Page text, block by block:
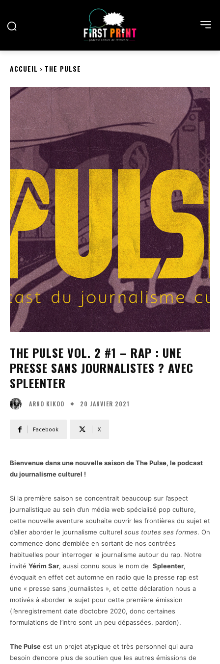
ACCUEIL THE PULSE
THE PULSE VOL. 2 #1 – RAP : UNE
PRESSE SANS JOURNALISTES ? AVEC
SPLEENTER
ARNO KIKOO 20 JANVIER 2021
Facebook X
Bienvenue dans une nouvelle saison de The Pulse, le podcast
du journalisme culturel !
Si la première saison se concentrait beaucoup sur l’aspect
journalistique au sein d’un média web spécialisé pop culture,
cette nouvelle aventure souhaite ouvrir les frontières du sujet et
d’aller aborder le journalisme culturel sous toutes ses formes. On
commence donc d’emblée en sortant de nos contrées
habituelles pour interroger le journalisme autour du rap. Notre
invité Yérim Sar, aussi connu sous le nom de Spleenter,
évoquait en effet cet automne en radio que la presse rap est
une « presse sans journalistes », et cette déclaration nous a
motivés à aborder le sujet pour cette première émission
(l’enregistrement date d’octobre 2020, donc certaines
formulations de l’intro sont un peu dépassées, pardon).
The Pulse est un projet atypique et très personnel qui aura
besoin d’encore plus de soutien que les autres émissions de